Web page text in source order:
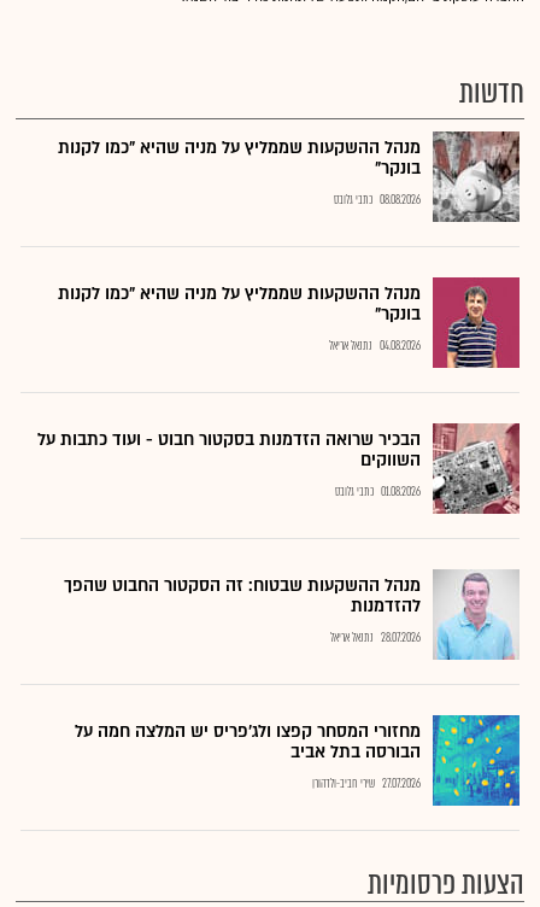
חדשות
מנהל ההשקעות שממליץ על מניה שהיא "כמו לקנות
בונקר"
08.08.2026 כתבי גלובס
מנהל ההשקעות שממליץ על מניה שהיא "כמו לקנות
בונקר"
04.08.2026 נתנאל אריאל
הבכיר שרואה הזדמנות בסקטור חבוט - ועוד כתבות על
השווקים
01.08.2026 כתבי גלובס
מנהל ההשקעות שבטוח: זה הסקטור החבוט שהפך
להזדמנות
28.07.2026 נתנאל אריאל
מחזורי המסחר קפצו ולג'פריס יש המלצה חמה על
הבורסה בתל אביב
27.07.2026 שירי חביב-ולדהורן
הצעות פרסומיות